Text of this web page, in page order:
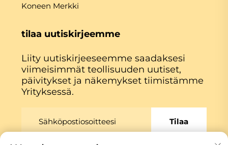
Koneen Merkki
tilaa uutiskirjeemme
Liity uutiskirjeeseemme saadaksesi
viimeisimmät teollisuuden uutiset,
päivitykset ja näkemykset tiimistämme
Yrityksessä.
Tilaa